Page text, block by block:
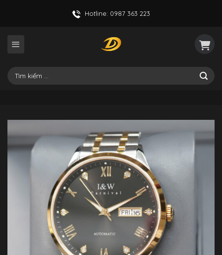
Hotline: 0987 363 223
Tìm
kiếm: